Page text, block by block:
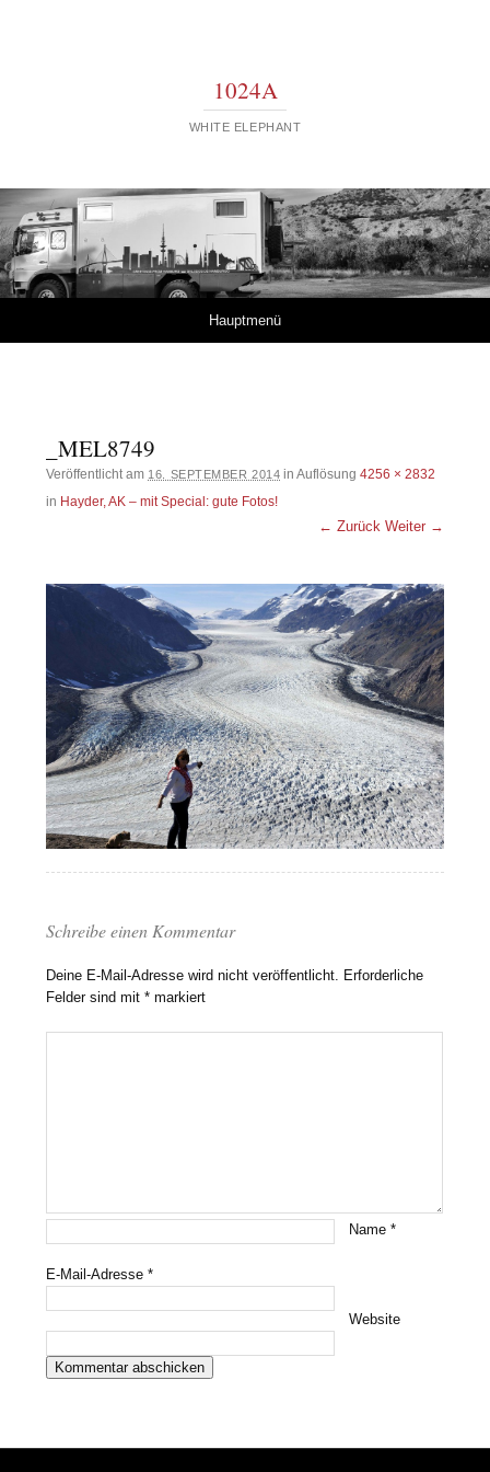
1024A
WHITE ELEPHANT
Hauptmenü
_MEL8749
Veröffentlicht am 16. SEPTEMBER 2014 in Auflösung4256 × 2832
in Hayder, AK – mit Special: gute Fotos!
← Zurück Weiter →
Schreibe einen Kommentar
Deine E-Mail-Adresse wird nicht veröffentlicht.
Erforderliche
Felder sind mit* markiert
Name*
E-Mail-Adresse*
Website